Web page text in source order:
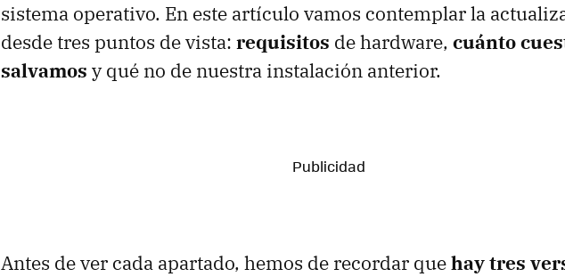
sistema operativo. En este artículo vamos contemplar la
desde tres puntos de vista: requisitos de hardware, cuánto
salvamos y qué no de nuestra instalación anterior.
Antes de ver cada apartado, hemos de recordar quehay tres